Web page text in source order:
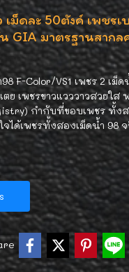
เม็ดละ 50ตังค์ เพชร
GIA มาตรฐานสากล
F-Color/VS1 เพชร 2 เ
ย เพชรขาวแวววาวสวยใ
กำกับที่ขอบเพชร ทั้ง
ได้เพชรทั้งสองเม็ดน้ำ 98